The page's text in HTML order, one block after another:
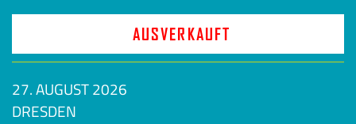
AUSVERKAUFT
27. AUGUST 2026
DRESDEN